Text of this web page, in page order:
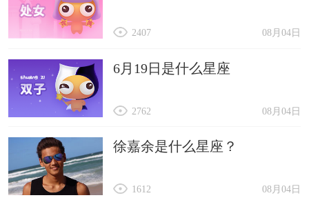
08月04日
2407
6月19日是什么星座
08月04日
2762
徐嘉余是什么星座？
08月04日
1612